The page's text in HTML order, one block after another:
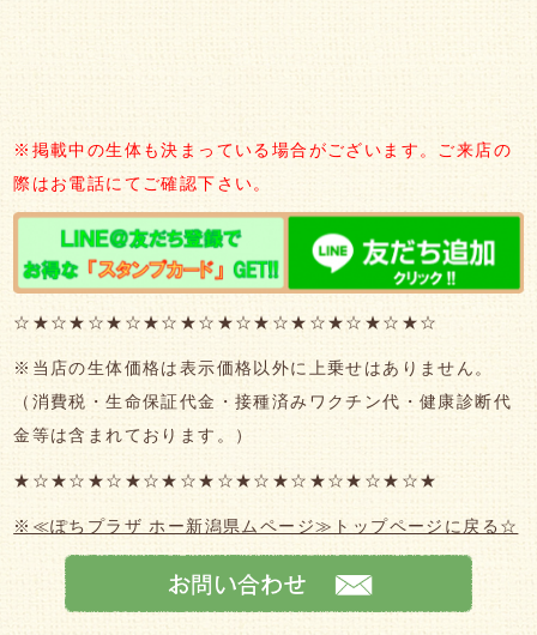
※掲載中の生体も決まっている場合がございます。ご来店の
際はお電話にてご確認下さい。
☆★☆★☆★☆★☆★☆★☆★☆★☆★☆★☆★☆
※当店の生体価格は表示価格以外に上乗せはありません。
（消費税・生命保証代金・接種済みワクチン代・健康診断代
金等は含まれております。）
★☆★☆★☆★☆★☆★☆★☆★☆★☆★☆★☆★
※≪ぽちプラザ ホー新潟県ムページ≫トップページに戻る☆